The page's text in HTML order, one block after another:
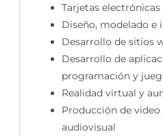
Tarjetas
Diseño, modelado e
Desarrollo de sitios
Desarrollo de
programación y
Realidad virtual y
Producción de
audiovisual